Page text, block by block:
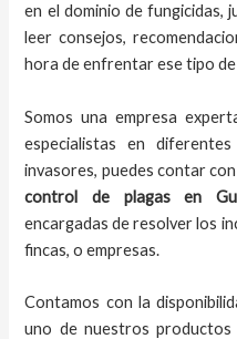
en el dominio de fungicidas,
leer consejos,
hora de enfrentar ese tipo
Somos una empresa
especialistas en
invasores, puedes contar
control de plagasen
encargadas de resolver los
fincas, o empresas.
Contamos con la
uno de nuestros productos